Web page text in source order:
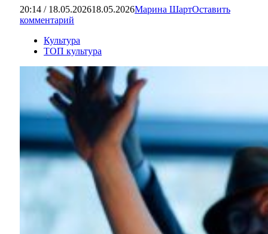
20:14 / 18.05.202618.05.2026Марина ШартОставить
комментарий
Культура
ТОП культура